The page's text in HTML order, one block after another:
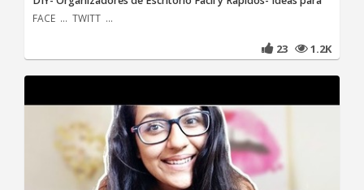
FACE ... TWITT ...
23 1.2K